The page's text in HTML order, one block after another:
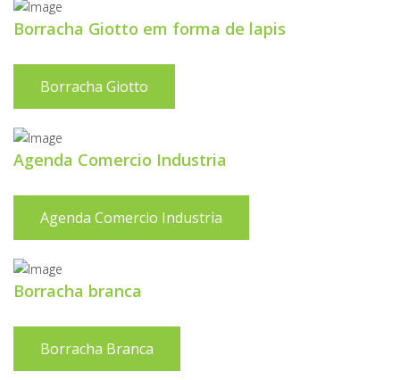
Borracha Giotto em forma de lapis
Borracha Giotto
Agenda Comercio Industria
Agenda Comercio Industria
Borracha branca
Borracha Branca